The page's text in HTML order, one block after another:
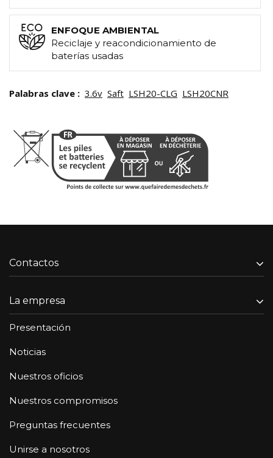
ENFOQUE AMBIENTAL
Reciclaje y reacondicionamiento de
baterías usadas
Palabras clave : 3.6v Saft LSH20-CLG LSH20CNR
Contactos
La empresa
Presentación
Noticias
Nuestros oficios
Nuestros compromisos
Preguntas frecuentes
Unirse a nosotros